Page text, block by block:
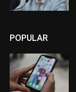
POPULAR